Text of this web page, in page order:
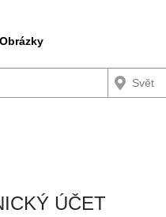
Obrázky
ÚČET